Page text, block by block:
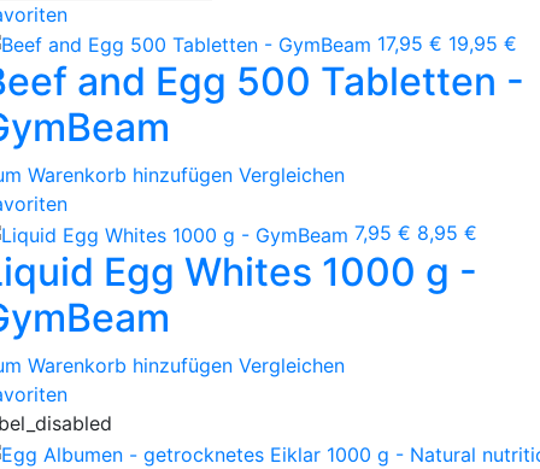
17,95 € 19,95 €
and Egg 500 Tabletten -
Warenkorb hinzufügen Vergleichen
7,95 € 8,95 €
Egg Whites 1000 g -
Warenkorb hinzufügen Vergleichen